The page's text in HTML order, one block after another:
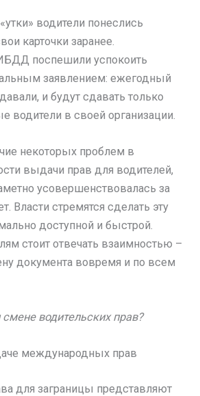
водители понеслись
карточки заранее.
поспешили успокоить
заявлением: ежегодный
и будут сдавать только
водители в своей организации.
некоторых проблем в
выдачи прав для водителей,
усовершенствовалась за
Власти стремятся сделать эту
доступной и быстрой.
стоит отвечать взаимностью –
документа вовремя и по всем
водительских прав?
международных прав
для заграницы представляют